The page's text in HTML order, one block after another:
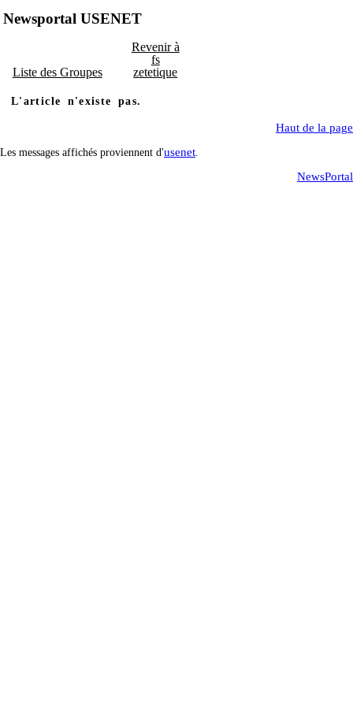
Newsportal USENET
Liste des Groupes
Revenir à
fs
zetetique
L'article n'existe pas.
Haut de la page
Les messages affichés proviennent d'usenet
NewsPortal